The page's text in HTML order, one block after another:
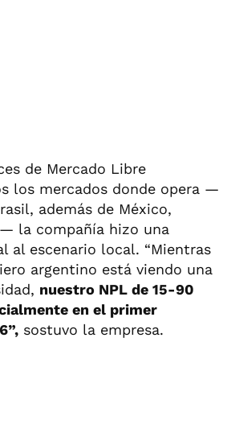
de Mercado Libre
los mercados donde opera —
además de México,
la compañía hizo una
al escenario local. “Mientras
argentino está viendo una
nuestro NPL de 15-90
en el primer
sostuvo la empresa.